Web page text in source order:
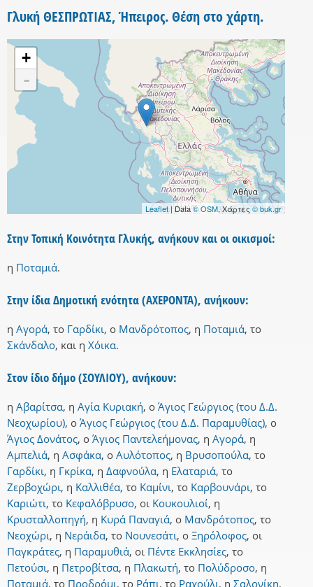
Γλυκή ΘΕΣΠΡΩΤΙΑΣ, Ήπειρος. Θέση στο χάρτη.
+
-
Leaflet | Data© OSM, Χάρτες © buk.gr
Στην Τοπική Κοινότητα Γλυκής, ανήκουν και οι οικισμοί:
η Ποταμιά.
Στην ίδια Δημοτική ενότητα (ΑΧΕΡΟΝΤΑ), ανήκουν:
η Αγορά, το Γαρδίκι, ο Μανδρότοπος, η Ποταμιά, το
Σκάνδαλο, και η Χόικα.
Στον ίδιο δήμο (ΣΟΥΛΙΟΥ), ανήκουν:
η Αβαρίτσα, η Αγία Κυριακή, ο Άγιος Γεώργιος (του Δ.Δ.
Νεοχωρίου), ο Άγιος Γεώργιος (του Δ.Δ. Παραμυθίας), ο
Άγιος Δονάτος, ο Άγιος Παντελεήμονας, η Αγορά, η
Αμπελιά, η Ασφάκα, ο Αυλότοπος, η Βρυσοπούλα, το
Γαρδίκι, η Γκρίκα, η Δαφνούλα, η Ελαταριά, το
Ζερβοχώρι, η Καλλιθέα, το Καμίνι, το Καρβουνάρι, το
Καριώτι, το Κεφαλόβρυσο, οι Κουκουλιοί, η
Κρυσταλλοπηγή, η Κυρά Παναγιά, ο Μανδρότοπος, το
Νεοχώρι, η Νεράιδα, το Νουνεσάτι, ο Ξηρόλοφος, οι
Παγκράτες, η Παραμυθιά, οι Πέντε Εκκλησίες, το
Πετούσι, η Πετροβίτσα, η Πλακωτή, το Πολύδροσο, η
Ποταμιά, το Προδρόμι, το Ράπι, το Ραχούλι, η Σαλονίκη,